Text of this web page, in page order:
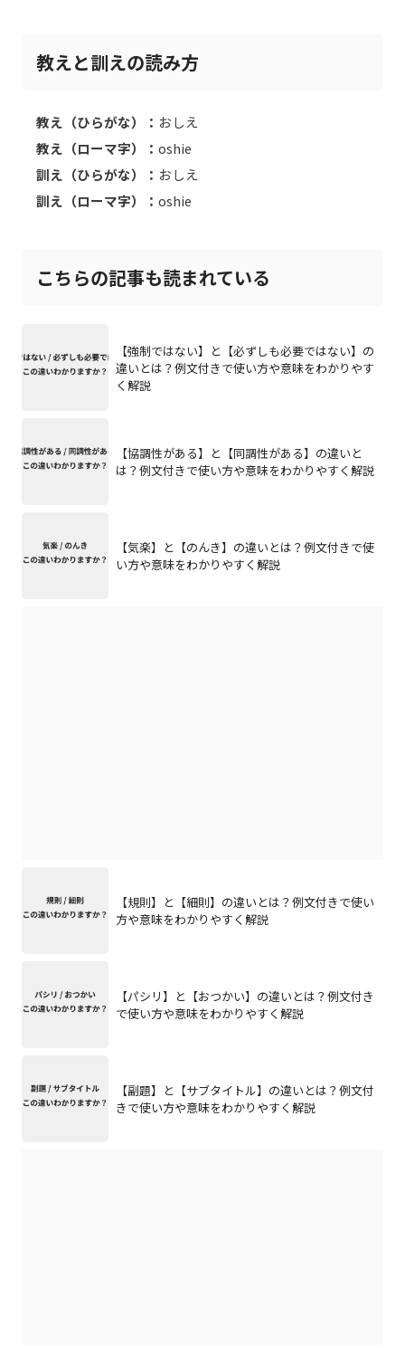
教えと訓えの読み方
教え（ひらがな）： おしえ
教え（ローマ字）： oshie
訓え（ひらがな）： おしえ
訓え（ローマ字）： oshie
こちらの記事も読まれている
【強制ではない】と【必ずしも必要ではない】の
違いとは？例文付きで使い方や意味をわかりやす
く解説
【協調性がある】と【同調性がある】の違いと
は？例文付きで使い方や意味をわかりやすく解説
【気楽】と【のんき】の違いとは？例文付きで使
い方や意味をわかりやすく解説
【規則】と【細則】の違いとは？例文付きで使い
方や意味をわかりやすく解説
【パシリ】と【おつかい】の違いとは？例文付き
で使い方や意味をわかりやすく解説
【副題】と【サブタイトル】の違いとは？例文付
きで使い方や意味をわかりやすく解説